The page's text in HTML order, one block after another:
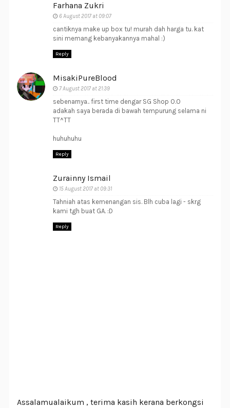
Farhana Zukri
6 August 2017 at 09:07
cantiknya make up box tu! murah dah harga tu. kat
sini memang kebanyakannya mahal :)
Reply
MisakiPureBlood
7 August 2017 at 21:39
sebenarnya.. first time dengar SG Shop O.O
adakah saya berada di bawah tempurung selama ni
TT^TT
huhuhuhu
Reply
Zurainny Ismail
15 August 2017 at 09:31
Tahniah atas kemenangan sis. Blh cuba lagi - skrg
kami tgh buat GA. :D
Reply
Assalamualaikum , terima kasih kerana berkongsi